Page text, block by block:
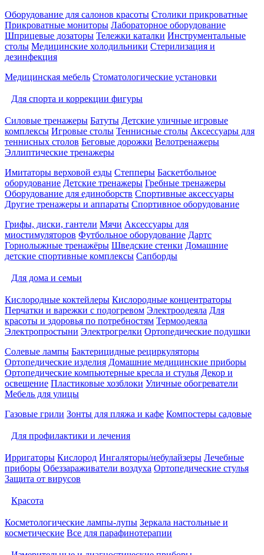
Оборудование для салонов красоты Столики прикроватные
Прикроватные мониторы Лабораторное оборудование
Шприцевые дозаторы Тележки каталки Инструментальные
столы Медицинские холодильники Стерилизация и
дезинфекция
Медицинская мебель Стоматологические установки
Для спорта и коррекции фигуры
Силовые тренажеры Батуты Детские уличные игровые
комплексы Игровые столы Теннисные столы Аксессуары для
теннисных столов Беговые дорожки Велотренажеры
Эллиптические тренажеры
Имитаторы верховой езды Степперы Баскетбольное
оборудование Детские тренажеры Гребные тренажеры
Оборудование для единоборств Спортивные аксессуары
Другие тренажеры и аппараты Спортивное оборудование
Грифы, диски, гантели Мячи Аксессуары для
миостимуляторов Футбольное оборудование Дартс
Горнолыжные тренажёры Шведские стенки Домашние
детские спортивные комплексы Сапборды
Для дома и семьи
Кислородные коктейлеры Кислородные концентраторы
Перчатки и варежки с подогревом Электроодеяла Для
красоты и здоровья по потребностям Термоодеяла
Электропростыни Электрогрелки Ортопедические подушки
Солевые лампы Бактерицидные рециркуляторы
Ортопедические изделия Домашние медицинские приборы
Ортопедические компьютерные кресла и стулья Декор и
освещение Пластиковые хозблоки Уличные обогреватели
Мебель для улицы
Газовые грили Зонты для пляжа и кафе Компостеры садовые
Для профилактики и лечения
Ирригаторы Кислород Ингаляторы/небулайзеры Лечебные
приборы Обеззараживатели воздуха Ортопедические стулья
Защита от вирусов
Красота
Косметологические лампы-лупы Зеркала настольные и
косметические Все для парафинотерапии